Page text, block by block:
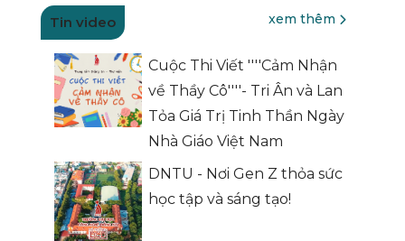
Tin video xem thêm
Cuộc Thi Viết ''''Cảm Nhận
về Thầy Cô''''- Tri Ân và Lan
Tỏa Giá Trị Tinh Thần Ngày
Nhà Giáo Việt Nam
DNTU - Nơi Gen Z thỏa sức
học tập và sáng tạo!